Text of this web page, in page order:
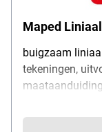
Maped
buigzaam
tekeningen,
phtalaten,